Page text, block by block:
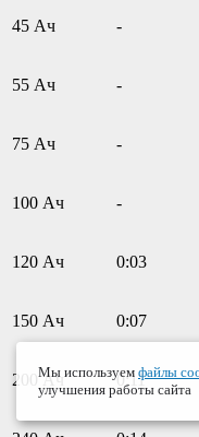
45 Ач -
55 Ач -
75 Ач -
100 Ач -
120 Ач 0:03
150 Ач 0:07
200 Ач 0:11
Мы используем файлы
улучшения работы сайта